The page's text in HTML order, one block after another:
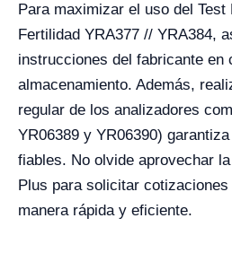
Para maximizar el uso del Test
Fertilidad YRA377 // YRA384,
instrucciones del fabricante en
almacenamiento. Además,
regular de los analizadores
YR06389 y YR06390)
fiables. No olvide aprovechar
Plus para solicitar
manera rápida y eficiente.